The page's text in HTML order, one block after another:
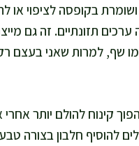
בקופסה לציפוי או
ערכים תזונתיים. זה גם
שף, למרות שאני בעצם
קינוח להולם יותר אחרי
להוסיף חלבון בצורה